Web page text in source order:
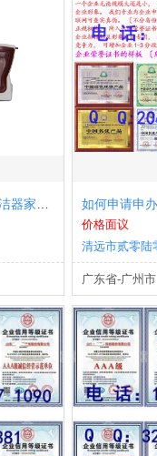
价格面议
广东省-广州市